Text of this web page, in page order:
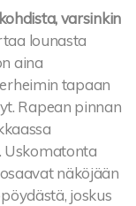
varsinkin
lounasta
aina
tapaan
Rapean pinnan
Uskomatonta
näköjään
joskus